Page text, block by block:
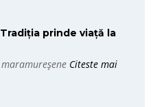
prinde viață la
Citeste mai